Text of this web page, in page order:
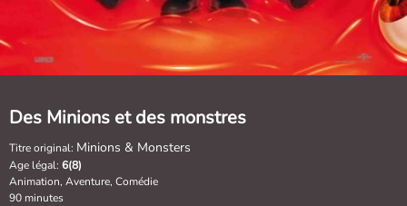
Des Minions et des monstres
Titre original: Minions & Monsters
Age légal: 6(8)
Animation, Aventure, Comédie
90 minutes